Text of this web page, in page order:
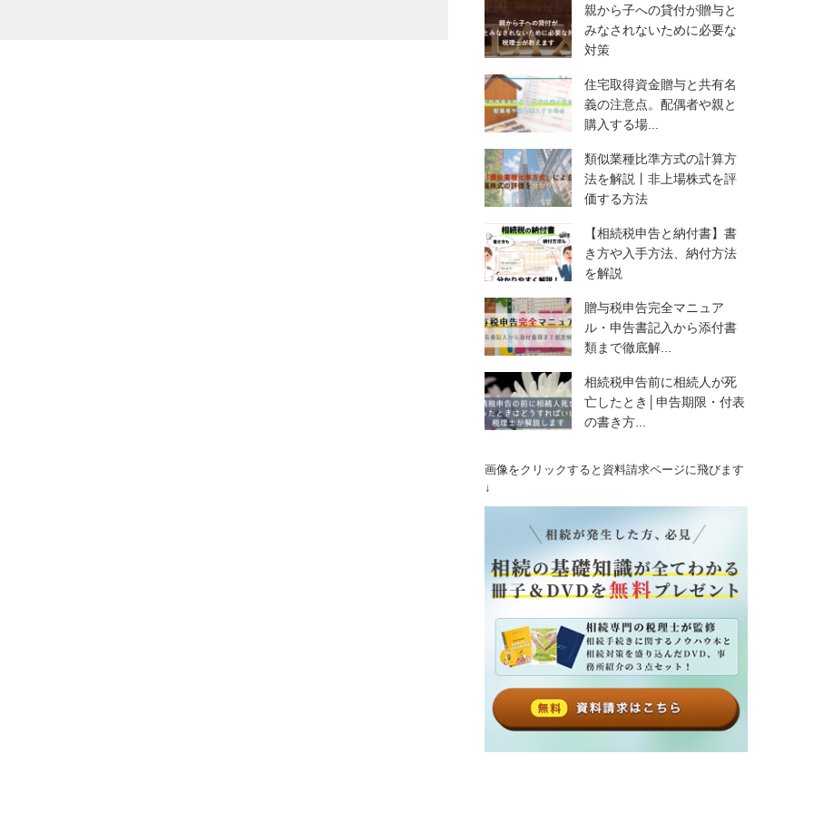
親から子への貸付が贈与と
みなされないために必要な
対策
住宅取得資金贈与と共有名
義の注意点。配偶者や親と
購入する場...
類似業種比準方式の計算方
法を解説丨非上場株式を評
価する方法
【相続税申告と納付書】書
き方や入手方法、納付方法
を解説
贈与税申告完全マニュア
ル・申告書記入から添付書
類まで徹底解...
相続税申告前に相続人が死
亡したとき│申告期限・付表
の書き方...
画像をクリックすると資料請求ページに飛びます
↓